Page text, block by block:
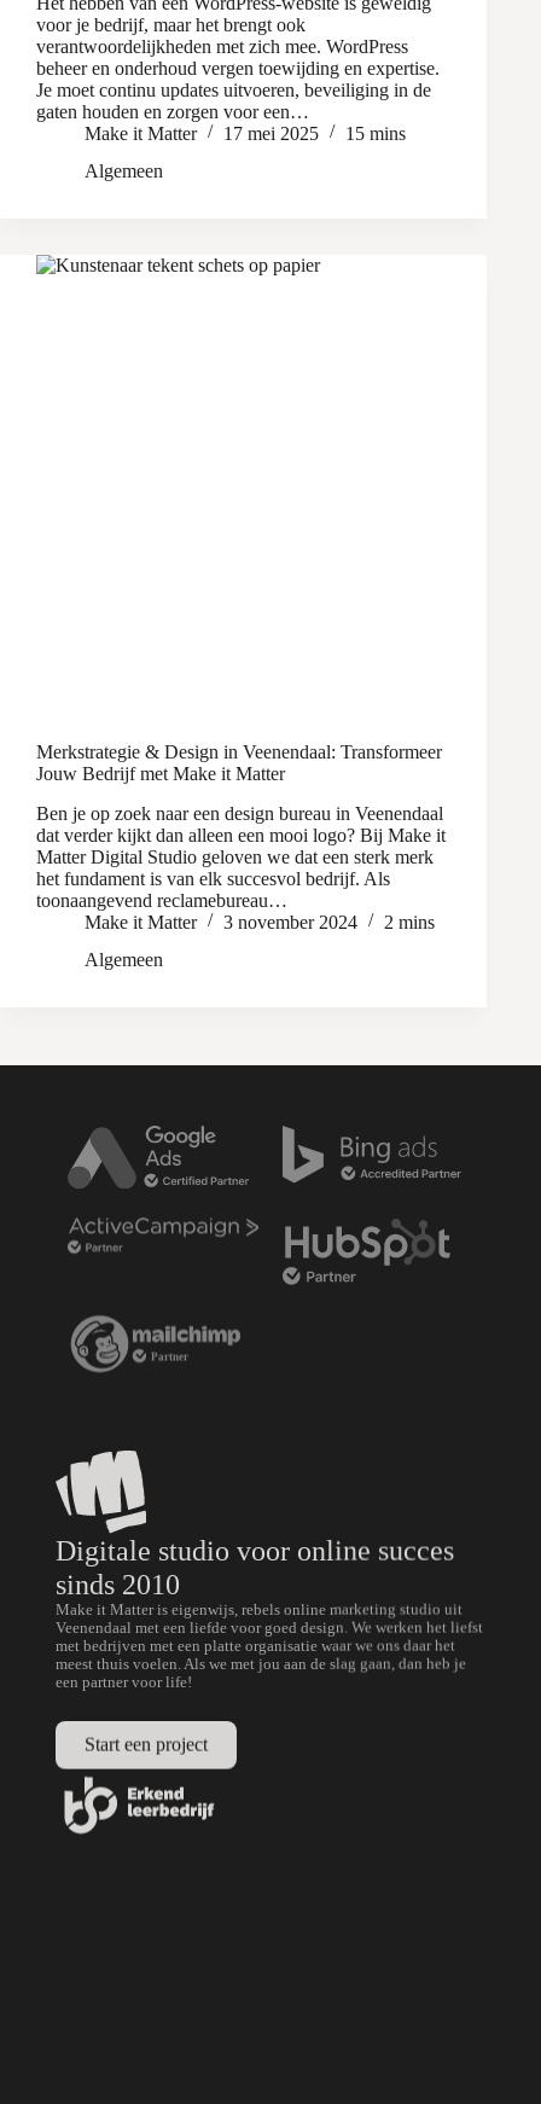
voor je bedrijf, maar het brengt ook
verantwoordelijkheden met zich mee. WordPress
beheer en onderhoud vergen toewijding en expertise.
Je moet continu updates uitvoeren, beveiliging in de
gaten houden en zorgen voor een…
Make it Matter
17 mei 2025
15 mins
Algemeen
Merkstrategie & Design in Veenendaal: Transformeer
Jouw Bedrijf met Make it Matter
Ben je op zoek naar een design bureau in Veenendaal
dat verder kijkt dan alleen een mooi logo? Bij Make it
Matter Digital Studio geloven we dat een sterk merk
het fundament is van elk succesvol bedrijf. Als
toonaangevend reclamebureau…
Make it Matter
3 november 2024
2 mins
Algemeen
Digitale studio voor online succes
sinds 2010
Make it Matter is eigenwijs, rebels online marketing studio uit
Veenendaal met een liefde voor goed design. We werken het liefst
met bedrijven met een platte organisatie waar we ons daar het
meest thuis voelen. Als we met jou aan de slag gaan, dan heb je
een partner voor life!
Start een project